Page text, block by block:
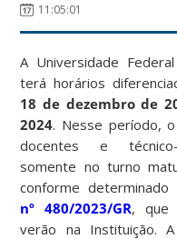
11:05:01
A Universidade
terá horários
18 de dezembro de
2024. Nesse período,
docentes e técnico-
somente no turno
conforme determinado
nº 480/2023/GR, que
verão na Instituição.